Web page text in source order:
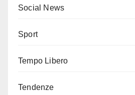
Social News
Sport
Tempo Libero
Tendenze